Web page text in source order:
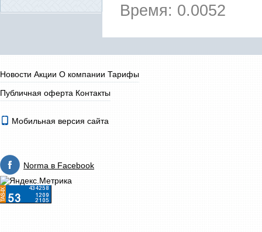
Время: 0.0052
Новости Акции О компании Тарифы
Публичная оферта Контакты
Мобильная версия сайта
Norma в Facebook